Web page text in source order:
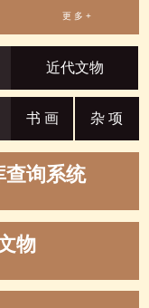
更 多 +
近代文物
书 画 杂 项
查询系统
物